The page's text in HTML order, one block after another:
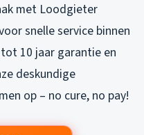
met Loodgieter
snelle service binnen
10 jaar garantie en
deskundige
op – no cure, no pay!